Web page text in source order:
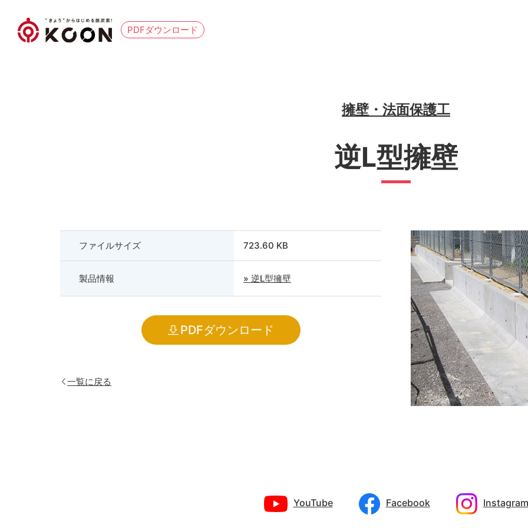
PDFダウンロード
擁壁・法面保護工
逆L型擁壁
ファイルサイズ 723.60 KB
製品情報 » 逆L型擁壁
PDFダウンロード
一覧に戻る
YouTube Facebook Instagram